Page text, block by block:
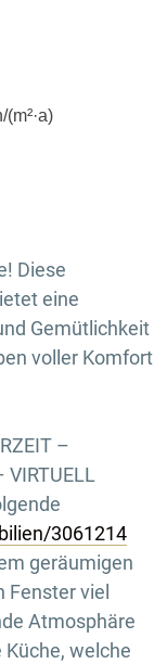
(m²·a)
Diese
eine
Gemütlichkeit
voller Komfort
–
VIRTUELL
3061214
geräumigen
Fenster viel
Atmosphäre
welche